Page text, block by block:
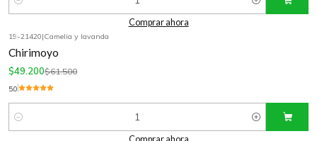
Cantidad
Comprar ahora
19-21420|Camelia y lavanda
Chirimoyo
$49.200$61.500
5.0
Cantidad